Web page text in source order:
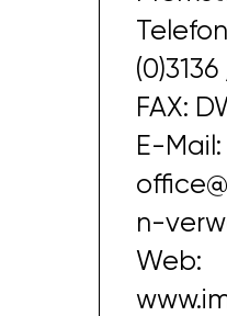
FAX:
E-Mail:
n-
Web: